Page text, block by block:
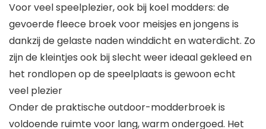
Voor veel speelplezier, ook bij koel modders: de
gevoerde fleece broek voor meisjes en jongens is
dankzij de gelaste naden winddicht en waterdicht. Zo
zijn de kleintjes ook bij slecht weer ideaal gekleed en
het rondlopen op de speelplaats is gewoon echt
veel plezier
Onder de praktische outdoor-modderbroek is
voldoende ruimte voor lang, warm ondergoed. Het